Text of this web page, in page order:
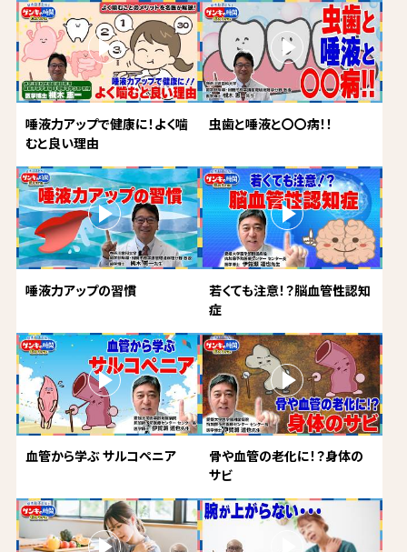
唾液力アップで健康に！よく噛
むと良い理由
虫歯と唾液と〇〇病！！
唾液力アップの習慣
若くても注意！？脳血管性認知
症
血管から学ぶ サルコペニア
骨や血管の老化に！？身体の
サビ